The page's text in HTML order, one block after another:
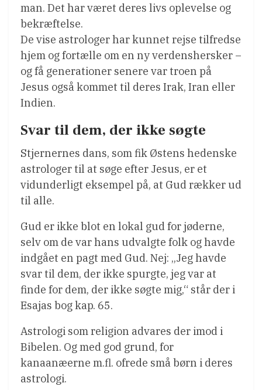
man. Det har været deres livs oplevelse og
bekræftelse.
De vise astrologer har kunnet rejse tilfredse
hjem og fortælle om en ny verdenshersker –
og få generationer senere var troen på
Jesus også kommet til deres Irak, Iran eller
Indien.
Svar til dem, der ikke søgte
Stjernernes dans, som fik Østens hedenske
astrologer til at søge efter Jesus, er et
vidunderligt eksempel på, at Gud rækker ud
til alle.
Gud er ikke blot en lokal gud for jøderne,
selv om de var hans udvalgte folk og havde
indgået en pagt med Gud. Nej: „Jeg havde
svar til dem, der ikke spurgte, jeg var at
finde for dem, der ikke søgte mig,“ står der i
Esajas bog kap. 65.
Astrologi som religion advares der imod i
Bibelen. Og med god grund, for
kanaanæerne m.fl. ofrede små børn i deres
astrologi.